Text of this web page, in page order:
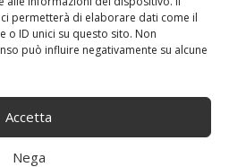
permetterà di elaborare dati come il
o ID unici su questo sito. Non
può influire negativamente su alcune
Accetta
Nega
auto e sostituzione lunotto: le cose